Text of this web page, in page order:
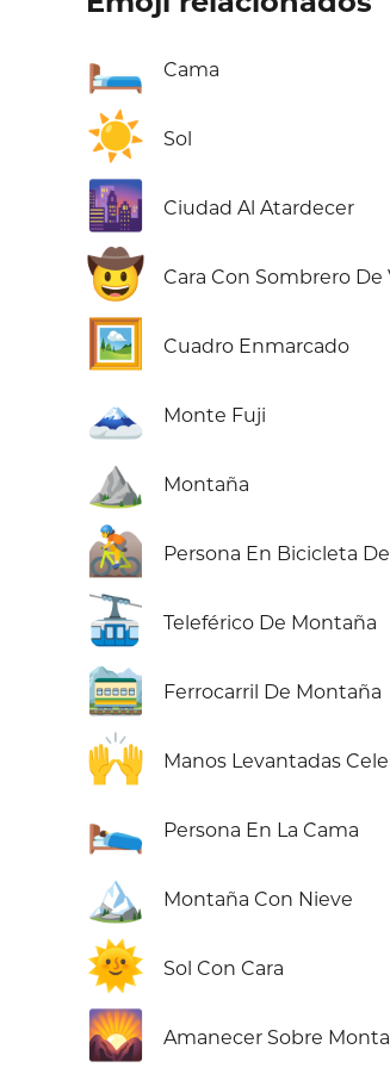
🛏️ Cama
☀️ Sol
🌆 Ciudad Al Atardecer
🤠 Cara Con Sombrero De
🖼️ Cuadro Enmarcado
🗻 Monte Fuji
⛰️ Montaña
🚵 Persona En Bicicleta
🚠 Teleférico De Montaña
🚞 Ferrocarril De Montaña
🙌 Manos Levantadas
🛌 Persona En La Cama
🏔️ Montaña Con Nieve
🌞 Sol Con Cara
🌄 Amanecer Sobre